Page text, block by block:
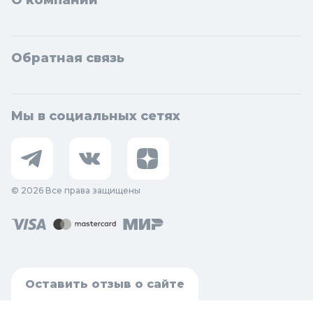
Обратная связь
Мы в социальных сетях
© 2026 Все права защищены
Оставить отзыв о сайте